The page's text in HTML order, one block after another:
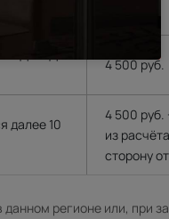
4 500 руб.
далее 10
4 500 руб.
из
сторону
регионе или, при